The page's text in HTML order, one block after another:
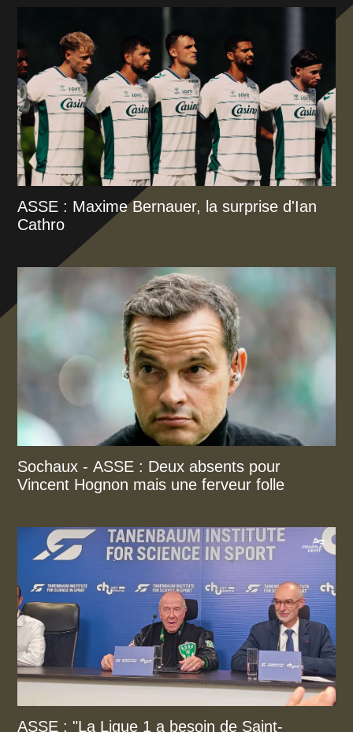
ASSE : Maxime Bernauer, la surprise d'Ian
Cathro
Sochaux - ASSE : Deux absents pour
Vincent Hognon mais une ferveur folle
ASSE : "La Ligue 1 a besoin de Saint-